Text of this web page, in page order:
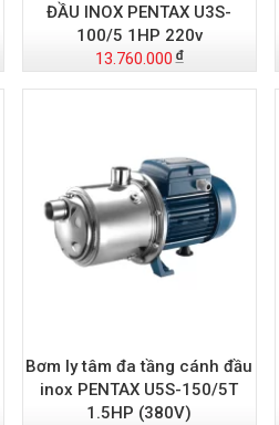
ĐẦU INOX PENTAX U3S-
100/5 1HP 220v
13.760.000
Bơm ly tâm đa tầng cánh đầu
inox PENTAX U5S-150/5T
1.5HP (380V)